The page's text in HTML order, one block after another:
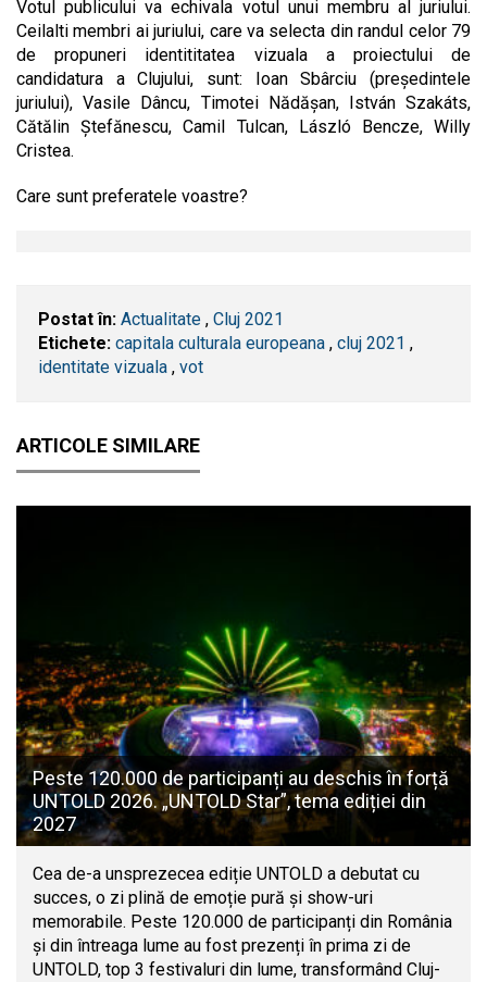
Votul publicului va echivala votul unui membru al juriului.
Ceilalti membri ai juriului, care va selecta din randul celor 79
de propuneri identititatea vizuala a proiectului de
candidatura a Clujului, sunt: Ioan Sbârciu (preşedintele
juriului), Vasile Dâncu, Timotei Nădăşan, István Szakáts,
Cătălin Ştefănescu, Camil Tulcan, László Bencze, Willy
Cristea.
Care sunt preferatele voastre?
Postat în: Actualitate , Cluj 2021
Etichete: capitala culturala europeana , cluj 2021 ,
identitate vizuala , vot
ARTICOLE SIMILARE
Peste 120.000 de participanți au deschis în forță
UNTOLD 2026. „UNTOLD Star”, tema ediției din
2027
Cea de-a unsprezecea ediție UNTOLD a debutat cu
succes, o zi plină de emoție pură și show-uri
memorabile. Peste 120.000 de participanți din România
și din întreaga lume au fost prezenți în prima zi de
UNTOLD, top 3 festivaluri din lume, transformând Cluj-